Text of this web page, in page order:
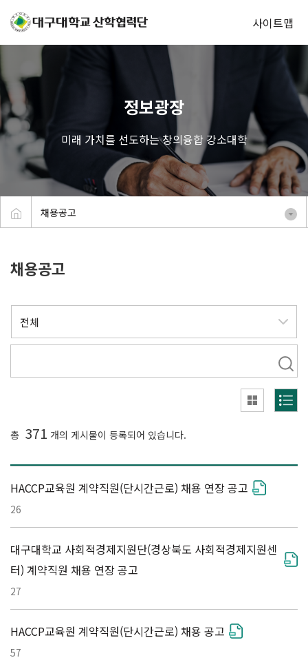
사이트맵
정보광장
미래 가치를 선도하는 창의융합 강소대학
채용공고
채용공고
총 371 개의 게시물이 등록되어 있습니다.
HACCP교육원 계약직원(단시간근로) 채용 연장 공고
26
대구대학교 사회적경제지원단(경상북도 사회적경제지원센
터) 계약직원 채용 연장 공고
27
HACCP교육원 계약직원(단시간근로) 채용 공고
57